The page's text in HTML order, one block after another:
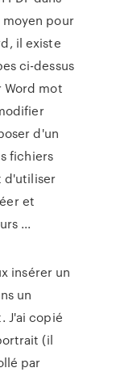
pour
il existe
ci-dessus
Word mot
d'un
fichiers
d'utiliser
et
...
insérer un
un
J'ai copié
(il
par